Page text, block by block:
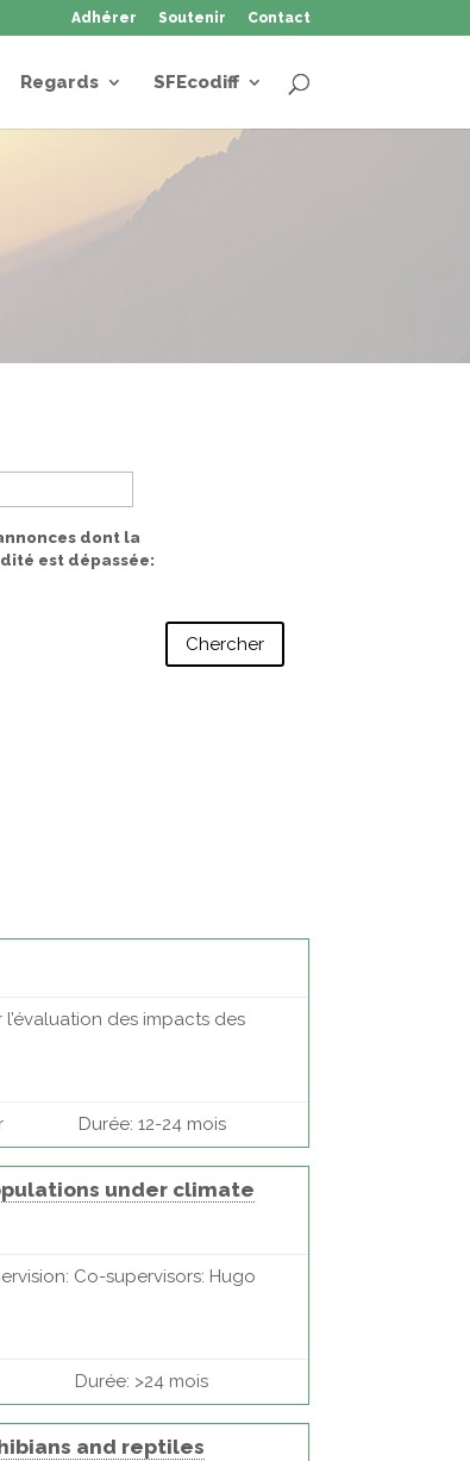
Adhérer Soutenir Contact
Regards SFEcodiff
dont la
est dépassée
des impacts des
Durée: 12-24 mois
under climate
Co-supervisors: Hugo
Durée: >24 mois
and reptiles